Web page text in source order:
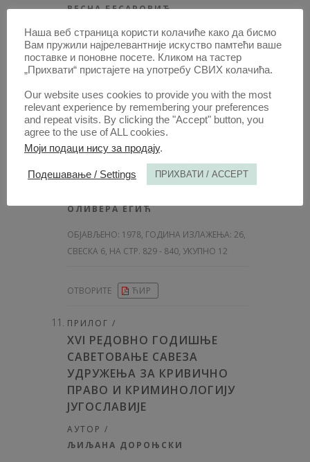
ВЕСНА БЕСАРОВИЋ
ОБЈАВЉЕНО: 1978, ГОДИНА ИЗЛАЖЕЊА: 26,
СВЕСКА 6, НА СТР. 825 - 828, УКУПНО 4
ОТВОРИТЕ ЋИР
ПРИЛОГ /
САВЕТОВАЊЕ О ПРАВНОМ
СИСТЕМУ СФРЈ
АУТОРИ /
ОЛИВЕРА ЕГИЋ
ОБЈАВЉЕНО: 1978, ГОДИНА ИЗЛАЖЕЊА: 26,
СВЕСКА 6, НА СТР. 829 - 840, УКУПНО 12
ОТВОРИТЕ ЋИР
ПРИЛОГ /
XVI РЕДОВНО ГОДИШЊЕ
САВЕТОВАЊЕ САВЕЗА
УДРУЖЕЊА ЗА КРИВИЧНО
ПРАВО И КРИМИНОЛОГИЈУ
ЈУГОСЛАВИЈЕ
АУТОР /
ЉИЉАНА ДОРОЊСКИ
Наша веб страница користи колачиће како да бисмо
Вам пружили најрелевантније искуство памтећи ваше
поставке и поновне посете. Кликом на тастер
„Прихвати“ пристајете на употребу СВИХ колачића.
Our website uses cookies to provide you with the most
relevant experience by remembering your preferences
and repeat visits. By clicking the "Accept" button, you
agree to the use of ALL cookies.
Моји подаци нису за продају.
Подешавање / Settings ПРИХВАТИ / ACCEPT